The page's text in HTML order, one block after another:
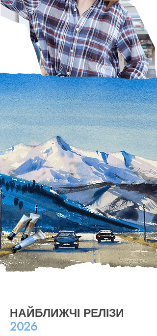
НАЙБЛИЖЧІ РЕЛІЗИ
2026